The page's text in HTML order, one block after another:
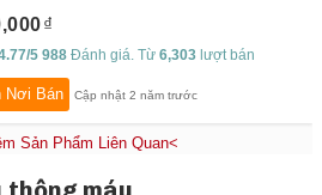
5 988 Đánh giá. Từ6,303 lượt bán
Nơi Bán Cập nhật 2 năm trước
Sản Phẩm Liên Quan<